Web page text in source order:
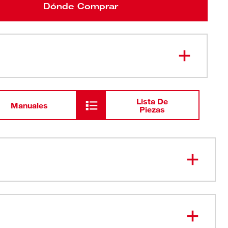
Dónde Comprar
Manuales
Lista De
Piezas